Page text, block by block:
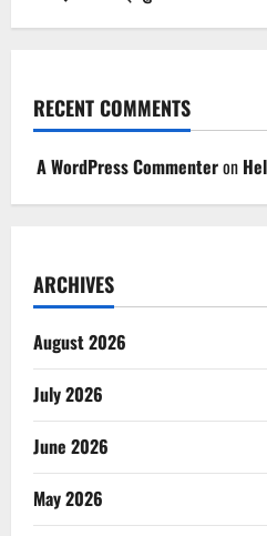
RECENT COMMENTS
A WordPress Commenteron
ARCHIVES
August 2026
July 2026
June 2026
May 2026